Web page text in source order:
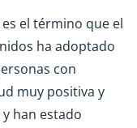
el término que el
ha adoptado
con
muy positiva y
han estado